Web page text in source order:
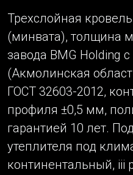
Трехслойная
(минвата), толщина
завода BMG Holding
(Акмолинская
ГОСТ 32603-2012,
профиля ±0,5 мм,
гарантией 10 лет.
утеплителя под
континентальный, iii